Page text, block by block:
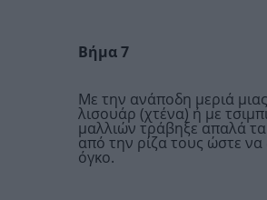
Βήμα 7
Με την ανάποδη μεριά μιας
λισουάρ (χτένα) ή με
μαλλιών τράβηξε απαλά
από την ρίζα τους ώστε να
όγκο.